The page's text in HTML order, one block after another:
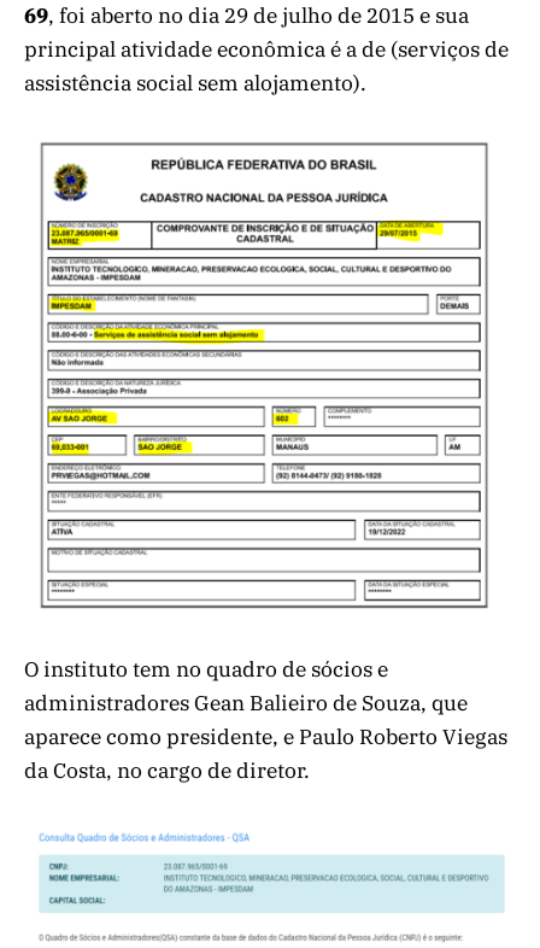
69, foi aberto no dia 29 de julho de 2015 e sua
principal atividade econômica é a de (serviços de
assistência social sem alojamento).
O instituto tem no quadro de sócios e
administradores Gean Balieiro de Souza, que
aparece como presidente, e Paulo Roberto Viegas
da Costa, no cargo de diretor.